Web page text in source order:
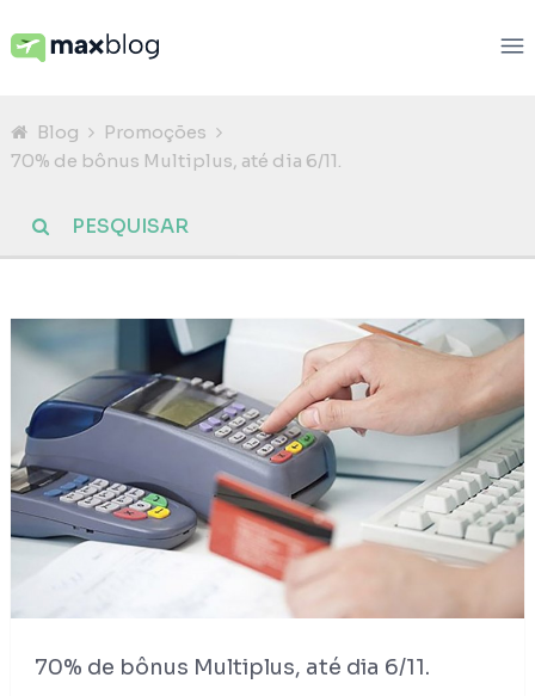
Blog
Promoções
70% de bônus Multiplus, até dia 6/11.
70% de bônus Multiplus, até dia 6/11.